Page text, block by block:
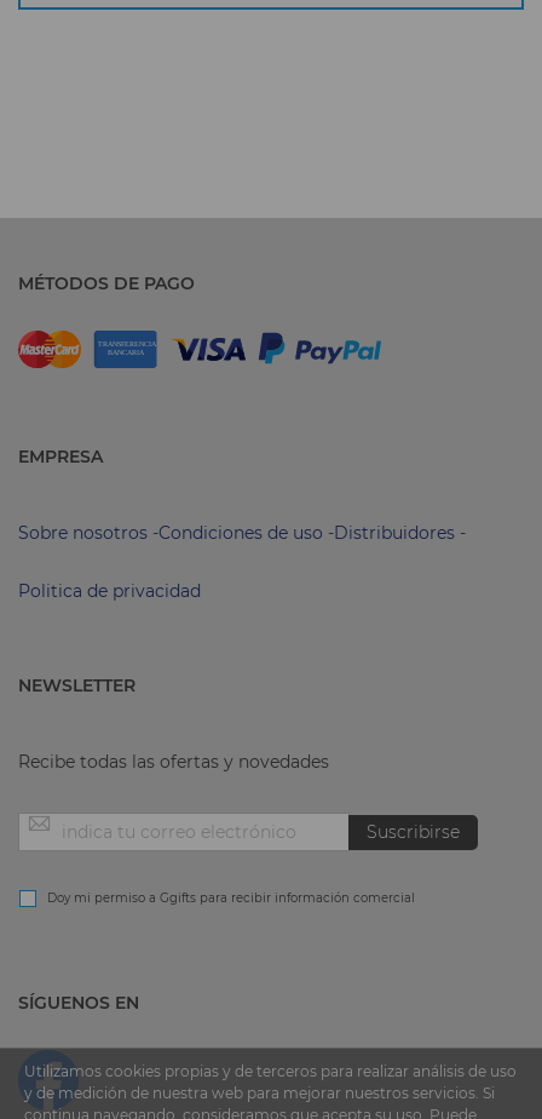
MÉTODOS DE PAGO
EMPRESA
Sobre nosotros -Condiciones de uso -Distribuidores -
Politica de privacidad
NEWSLETTER
Recibe todas las ofertas y novedades
Inscríbase
a
boletín
de
Suscribirse
Doy mi permiso a Ggifts para recibir información comercial
SÍGUENOS EN
Utilizamos cookies propias y de terceros para realizar análisis de uso
y de medición de nuestra web para mejorar nuestros servicios. Si
continua navegando, consideramos que acepta su uso. Puede